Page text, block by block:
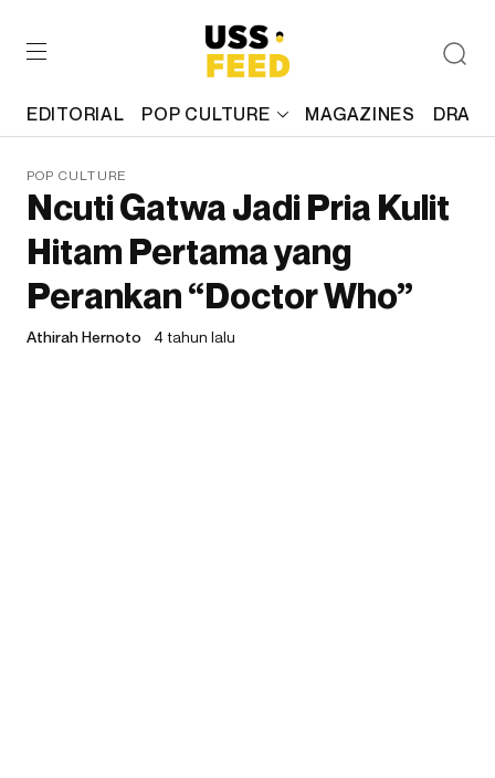
EDITORIAL POP CULTURE MAGAZINES
POP CULTURE
Ncuti Gatwa Jadi Pria Kulit
Hitam Pertama yang
Perankan “Doctor Who”
Athirah Hernoto 4 tahun lalu